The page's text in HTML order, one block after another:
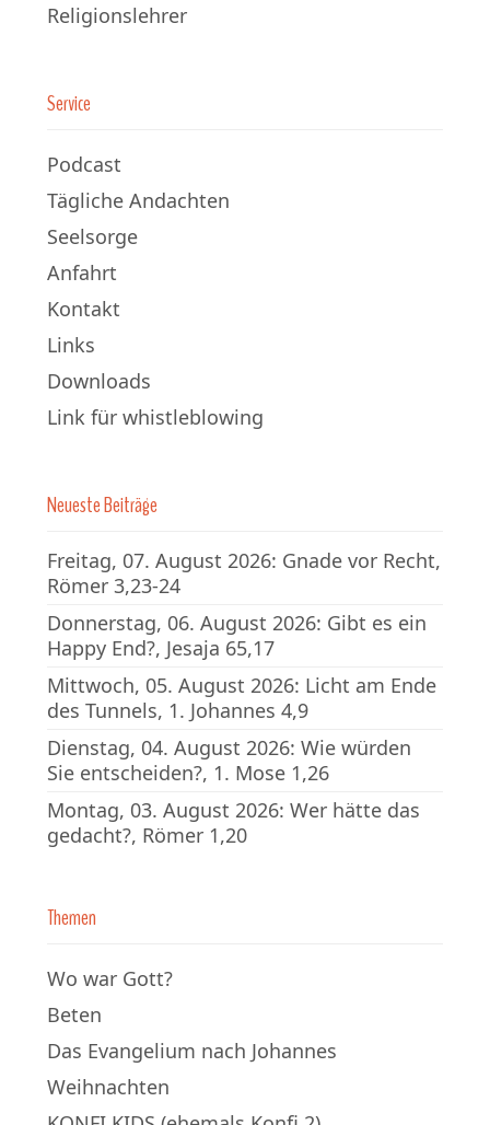
Religionslehrer
Service
Podcast
Tägliche Andachten
Seelsorge
Anfahrt
Kontakt
Links
Downloads
Link für whistleblowing
Neueste Beiträge
Freitag, 07. August 2026: Gnade vor Recht,
Römer 3,23-24
Donnerstag, 06. August 2026: Gibt es ein
Happy End?, Jesaja 65,17
Mittwoch, 05. August 2026: Licht am Ende
des Tunnels, 1. Johannes 4,9
Dienstag, 04. August 2026: Wie würden
Sie entscheiden?, 1. Mose 1,26
Montag, 03. August 2026: Wer hätte das
gedacht?, Römer 1,20
Themen
Wo war Gott?
Beten
Das Evangelium nach Johannes
Weihnachten